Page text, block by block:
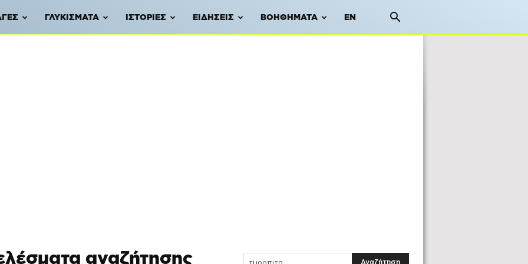
ΓΛΥΚΊΣΜΑΤΑ ΙΣΤΟΡΊΕΣ ΕΙΔΉΣΕΙΣ ΒΟΗΘΉΜΑΤΑ EN
αναζήτησης